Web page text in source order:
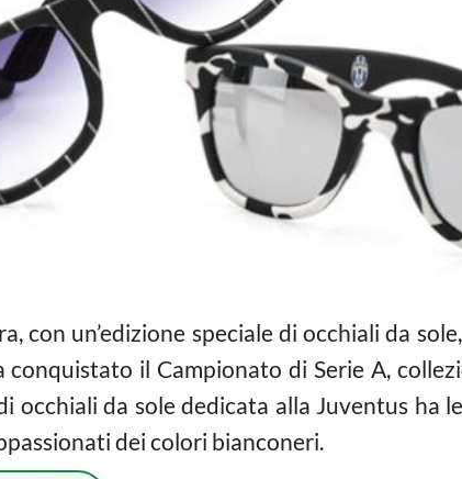
con un’edizione speciale di occhiali da
conquistato il Campionato di Serie A,
occhiali da sole dedicata alla Juventus ha
dei colori bianconeri.